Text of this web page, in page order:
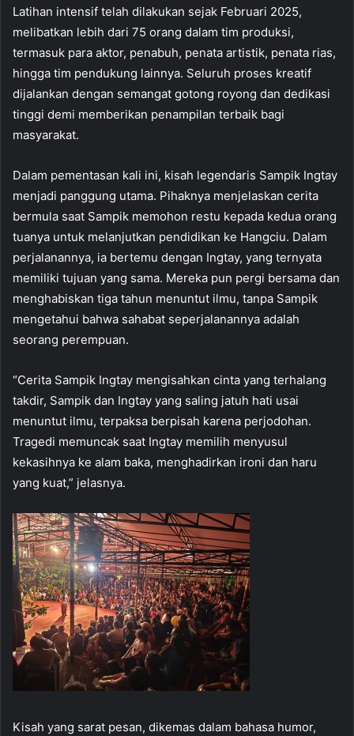
Latihan intensif telah dilakukan sejak Februari 2025,
melibatkan lebih dari 75 orang dalam tim produksi,
termasuk para aktor, penabuh, penata artistik, penata rias,
hingga tim pendukung lainnya. Seluruh proses kreatif
dijalankan dengan semangat gotong royong dan dedikasi
tinggi demi memberikan penampilan terbaik bagi
masyarakat.
Dalam pementasan kali ini, kisah legendaris Sampik Ingtay
menjadi panggung utama. Pihaknya menjelaskan cerita
bermula saat Sampik memohon restu kepada kedua orang
tuanya untuk melanjutkan pendidikan ke Hangciu. Dalam
perjalanannya, ia bertemu dengan Ingtay, yang ternyata
memiliki tujuan yang sama. Mereka pun pergi bersama dan
menghabiskan tiga tahun menuntut ilmu, tanpa Sampik
mengetahui bahwa sahabat seperjalanannya adalah
seorang perempuan.
“Cerita Sampik Ingtay mengisahkan cinta yang terhalang
takdir, Sampik dan Ingtay yang saling jatuh hati usai
menuntut ilmu, terpaksa berpisah karena perjodohan.
Tragedi memuncak saat Ingtay memilih menyusul
kekasihnya ke alam baka, menghadirkan ironi dan haru
yang kuat,” jelasnya.
Kisah yang sarat pesan, dikemas dalam bahasa humor,